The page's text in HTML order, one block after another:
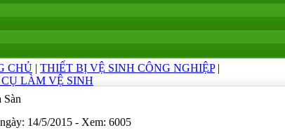
CHỦ | THIẾT BỊ VỆ SINH CÔNG NGHIỆP|
LÀM VỆ SINH
Sàn
14/5/2015 - Xem: 6005